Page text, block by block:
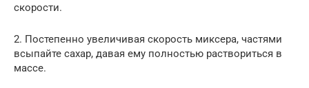
скорости.
2. Постепенно увеличивая скорость миксера, частями
всыпайте сахар, давая ему полностью раствориться в
массе.